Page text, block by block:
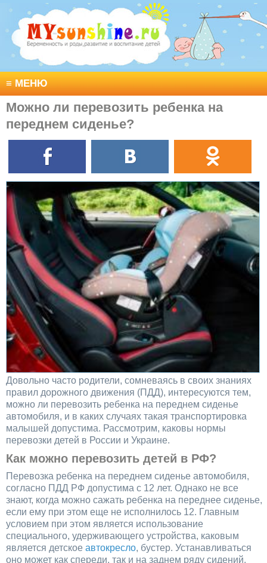
≡МЕНЮ
Можно ли перевозить ребенка на
переднем сиденье?
Довольно часто родители, сомневаясь в своих знаниях
правил дорожного движения (ПДД), интересуются тем,
можно ли перевозить ребенка на переднем сиденье
автомобиля, и в каких случаях такая транспортировка
малышей допустима. Рассмотрим, каковы нормы
перевозки детей в России и Украине.
Как можно перевозить детей в РФ?
Перевозка ребенка на переднем сиденье автомобиля,
согласно ПДД РФ допустима с 12 лет. Однако не все
знают, когда можно сажать ребенка на переднее сиденье,
если ему при этом еще не исполнилось 12. Главным
условием при этом является использование
специального, удерживающего устройства, каковым
является детское автокресло, бустер. Устанавливаться
оно может как спереди, так и на заднем ряду сидений.